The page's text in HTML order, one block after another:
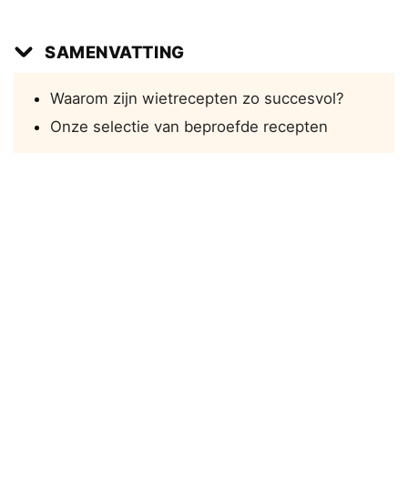
SAMENVATTING
Waarom zijn wietrecepten zo succesvol?
Onze selectie van beproefde recepten